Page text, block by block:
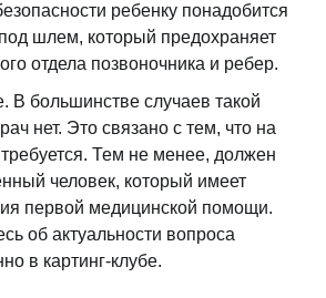
ребенку понадобится
шлем, который предохраняет
отдела позвоночника и ребер.
В большинстве случаев такой
нет. Это связано с тем, что на
требуется. Тем не менее, должен
человек, который имеет
первой медицинской помощи.
об актуальности вопроса
в картинг-клубе.